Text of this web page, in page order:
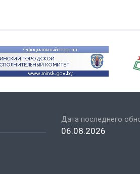
Дата последнего
06.08.2026